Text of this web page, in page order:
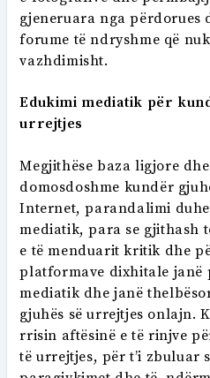
gjeneruara nga përdorues
forume të ndryshme që
vazhdimisht.
Edukimi mediatik për
urrejtjes
Megjithëse baza ligjore
domosdoshme kundër
Internet, parandalimi
mediatik, para se gjithash
e të menduarit kritik dhe
platformave dixhitale janë
mediatik dhe janë
gjuhës së urrejtjes onlajn.
rrisin aftësinë e të rinjve
të urrejtjes, për t’i zbuluar